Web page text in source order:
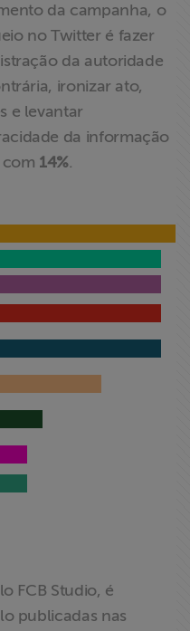
da campanha, o
no Twitter é fazer
da autoridade
ironizar ato,
e levantar
da informação
com 14%.
FCB Studio, é
publicadas nas